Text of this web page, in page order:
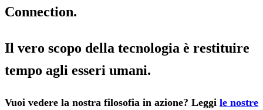
Connection.
Il vero scopo della tecnologia è restituire
tempo agli esseri umani.
Vuoi vedere la nostra filosofia in azione? Leggi le nostre